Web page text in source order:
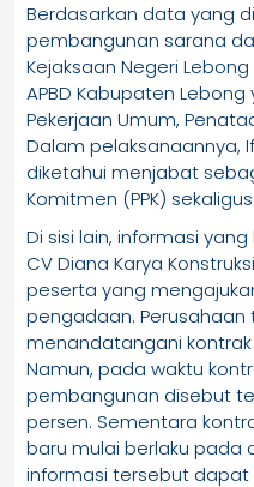
Berdasarkan data yang
pembangunan sarana
Kejaksaan Negeri
APBD Kabupaten
Pekerjaan Umum,
Dalam pelaksanaannya,
diketahui menjabat
Komitmen (PPK)
Di sisi lain, informasi
CV Diana Karya
peserta yang
pengadaan.
menandatangani kontrak
Namun, pada waktu
pembangunan disebut
persen. Sementara
baru mulai berlaku pada
informasi tersebut